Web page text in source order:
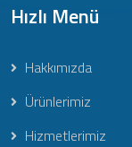
Hızlı Menü
Hakkımızda
Ürünlerimiz
Hizmetlerimiz